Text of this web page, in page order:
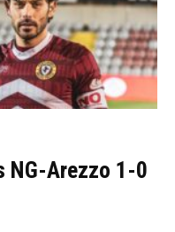
NG-Arezzo 1-0